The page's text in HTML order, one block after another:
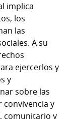
implica
los
las
A su
ejercerlos y
y
sobre las
convivencia y
comunitario y